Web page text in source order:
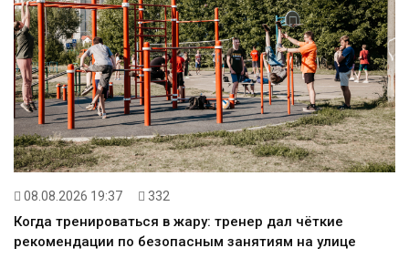
08.08.2026 19:37 332
Когда тренироваться в жару: тренер дал чёткие
рекомендации по безопасным занятиям на улице